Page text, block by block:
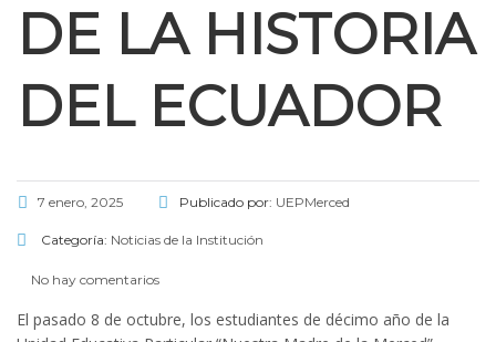
DE LA HISTORIA
DEL ECUADOR
7 enero, 2025 Publicado por: UEPMerced
Categoría: Noticias de la Institución
No hay comentarios
El pasado 8 de octubre, los estudiantes de décimo año de la